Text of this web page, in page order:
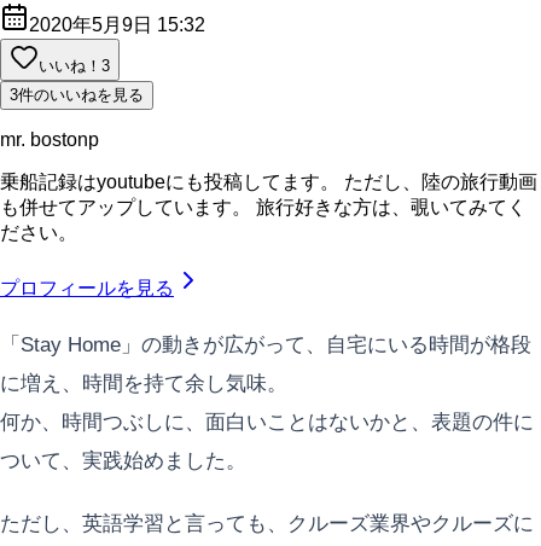
2020年5月9日 15:32
いいね！ 3
3件のいいねを見る
mr. bostonp
乗船記録はyoutubeにも投稿してます。 ただし、陸の旅行動画
も併せてアップしています。 旅行好きな方は、覗いてみてく
ださい。
プロフィールを見る
「Stay Home」の動きが広がって、自宅にいる時間が格段
に増え、時間を持て余し気味。
何か、時間つぶしに、面白いことはないかと、表題の件に
ついて、実践始めました。
ただし、英語学習と言っても、クルーズ業界やクルーズに